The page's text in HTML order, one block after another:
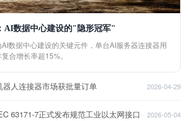
AI数据中心建设的"隐形冠军"
数据中心建设的关键元件，单台AI服务器连接器用
合增长率超15%。
人连接器市场获批量订单 2026-04-29
63171-7正式发布规范工业以太网接口 2026-05-04